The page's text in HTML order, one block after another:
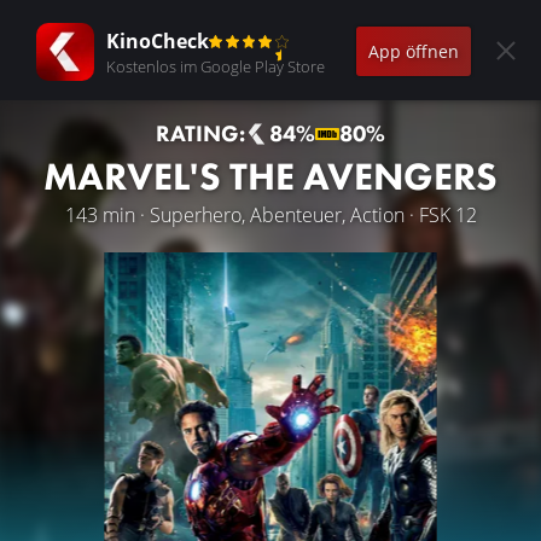
KinoCheck
Kostenlos im Google Play Store
App öffnen
RATING: 84% 80%
MARVEL'S THE AVENGERS
143 min · Superhero, Abenteuer, Action · FSK 12